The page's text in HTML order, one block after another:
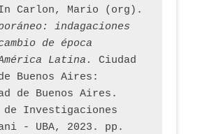
indagaciones
de época
Latina.
Ciudad
Buenos Aires:
de Buenos Aires.
Investigaciones
- UBA, 2023. pp.